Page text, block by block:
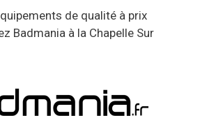
de qualité à prix
Badmania à la Chapelle Sur